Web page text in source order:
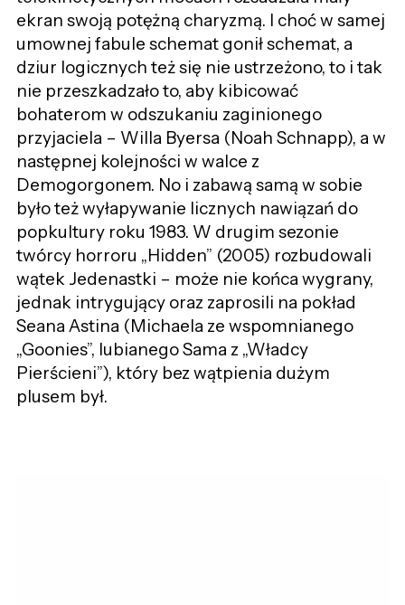
ekran swoją potężną charyzmą. I choć w samej
umownej fabule schemat gonił schemat, a
dziur logicznych też się nie ustrzeżono, to i tak
nie przeszkadzało to, aby kibicować
bohaterom w odszukaniu zaginionego
przyjaciela – Willa Byersa (Noah Schnapp), a w
następnej kolejności w walce z
Demogorgonem. No i zabawą samą w sobie
było też wyłapywanie licznych nawiązań do
popkultury roku 1983. W drugim sezonie
twórcy horroru „Hidden” (2005) rozbudowali
wątek Jedenastki – może nie końca wygrany,
jednak intrygujący oraz zaprosili na pokład
Seana Astina (Michaela ze wspomnianego
„Goonies”, lubianego Sama z „Władcy
Pierścieni”), który bez wątpienia dużym
plusem był.